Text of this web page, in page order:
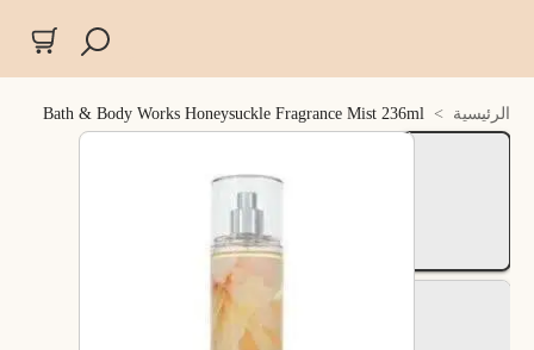
الرئيسية >
Bath & Body Works Honeysuckle Fragrance Mist 236ml